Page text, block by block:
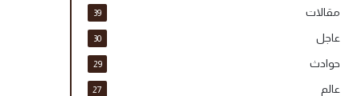
مقالات 39
عاجل 30
حوادث 29
عالم 27